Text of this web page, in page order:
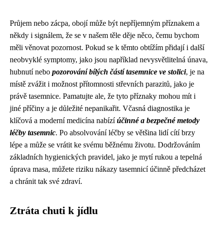
Průjem nebo zácpa, obojí může být nepříjemným příznakem a
někdy i signálem, že se v našem těle děje něco, čemu bychom
měli věnovat pozornost. Pokud se k těmto obtížím přidají i další
neobvyklé symptomy, jako jsou například nevysvětlitelná únava,
hubnutí nebo pozorování bílých částí tasemnice ve stolici, je na
místě zvážit i možnost přítomnosti střevních parazitů, jako je
právě tasemnice. Pamatujte ale, že tyto příznaky mohou mít i
jiné příčiny a je důležité nepanikařit. Včasná diagnostika je
klíčová a moderní medicína nabízíúčinné a bezpečné metody
léčby tasemnic. Po absolvování léčby se většina lidí cítí brzy
lépe a může se vrátit ke svému běžnému životu. Dodržováním
základních hygienických pravidel, jako je mytí rukou a tepelná
úprava masa, můžete riziku nákazy tasemnicí účinně předcházet
a chránit tak své zdraví.
Ztráta chuti k jídlu